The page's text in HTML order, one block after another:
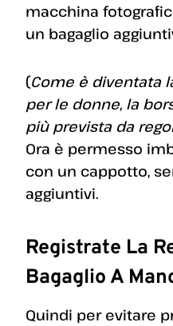
macchina
un bagaglio
(Come è diventata
per le donne, la
più prevista da
Ora è permesso
con un cappotto,
aggiuntivi.
Registrate La
Bagaglio A
Quindi per evitare